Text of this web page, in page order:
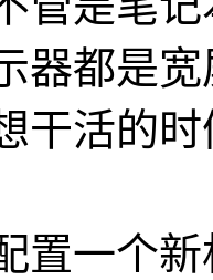
器都是
干活的
置一个